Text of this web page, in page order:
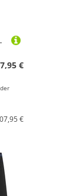
Rundhals, Baumwolle
€
€